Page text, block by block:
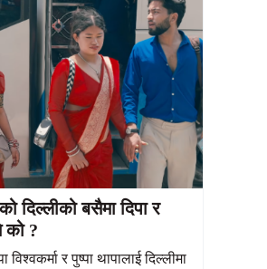
दिल्लीको बसैमा दिपा र
को ?
र पुष्पा थापालाई दिल्लीमा